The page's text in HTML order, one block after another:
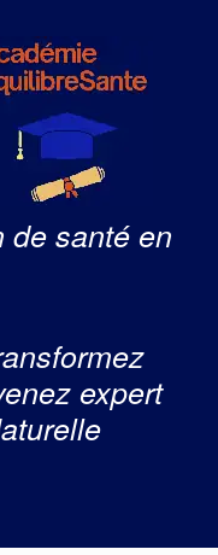
de santé en
expert